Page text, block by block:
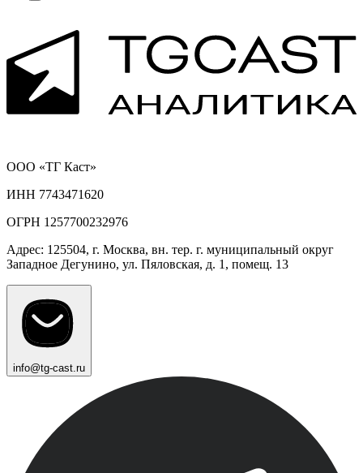
ООО «ТГ Каст»
ИНН 7743471620
ОГРН 1257700232976
Адрес: 125504, г. Москва, вн. тер. г. муниципальный округ
Западное Дегунино, ул. Пяловская, д. 1, помещ. 13
info@tg-cast.ru